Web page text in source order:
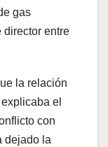
gas
director entre
la relación
el
con
dejado la